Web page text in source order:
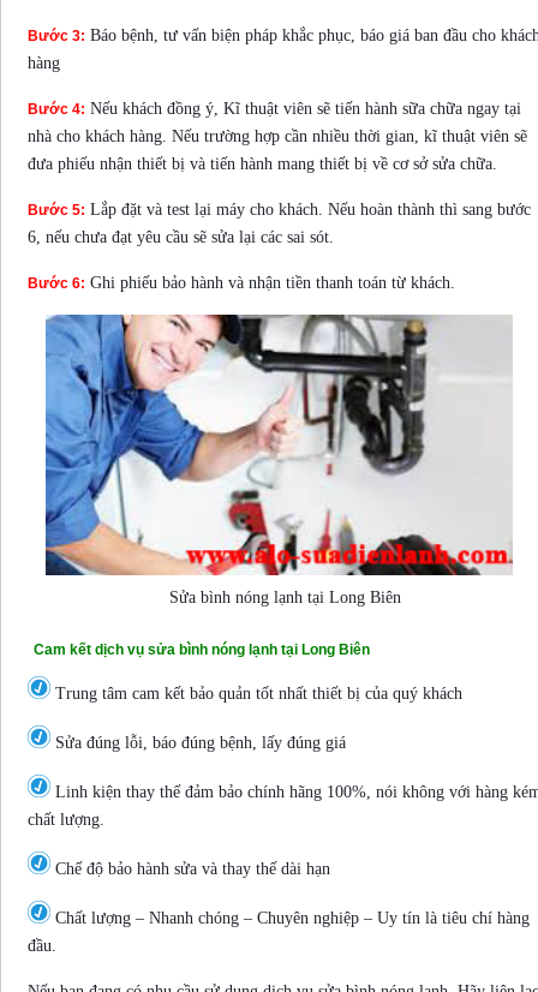
Bước 3: Báo bệnh, tư vấn biện pháp khắc phục, báo giá ban đầu cho
hàng
Bước 4: Nếu khách đồng ý, Kĩ thuật viên sẽ tiến hành sữa chữa ngay tại
nhà cho khách hàng. Nếu trường hợp cần nhiều thời gian, kĩ thuật viên sẽ
đưa phiếu nhận thiết bị và tiến hành mang thiết bị về cơ sở sửa chữa.
Bước 5: Lắp đặt và test lại máy cho khách. Nếu hoàn thành thì sang bước
6, nếu chưa đạt yêu cầu sẽ sửa lại các sai sót.
Bước 6: Ghi phiếu bảo hành và nhận tiền thanh toán từ khách.
Sửa bình nóng lạnh tại Long Biên
Cam kết dịch vụ sửa bình nóng lạnh tại Long Biên
Trung tâm cam kết bảo quản tốt nhất thiết bị của quý khách
Sửa đúng lỗi, báo đúng bệnh, lấy đúng giá
Linh kiện thay thế đảm bảo chính hãng 100%, nói không với hàng
chất lượng.
Chế độ bảo hành sửa và thay thế dài hạn
Chất lượng – Nhanh chóng – Chuyên nghiệp – Uy tín là tiêu chí hàng
đầu.